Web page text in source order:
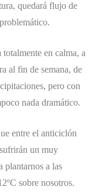
quedará flujo de
en calma, a
al fin de semana, de
pero con
nada dramático.
entre el anticiclón
un muy
plantarnos a las
sobre nosotros.